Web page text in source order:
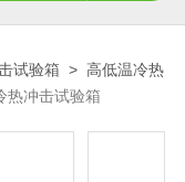
试验箱 >高低温冷热
热冲击试验箱